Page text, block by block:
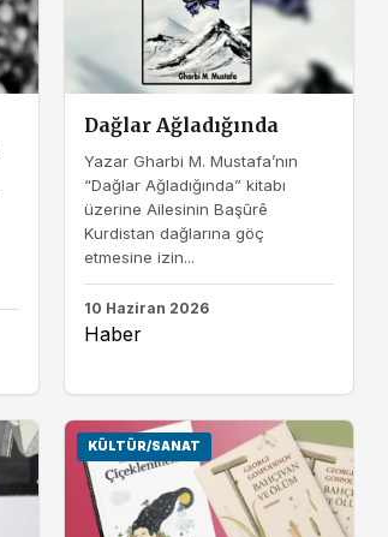
Dağlar Ağladığında
Yazar Gharbi M. Mustafa’nın
“Dağlar Ağladığında” kitabı
üzerine Ailesinin Başûrê
Kurdistan dağlarına göç
etmesine izin...
10 Haziran 2026
Haber
KÜLTÜR/SANAT